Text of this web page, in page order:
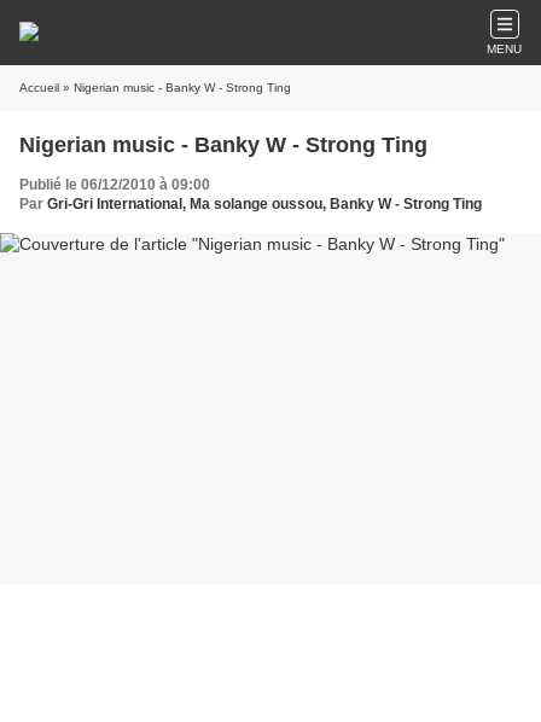
MENU
Accueil » Nigerian music - Banky W - Strong Ting
Nigerian music - Banky W - Strong Ting
Publié le 06/12/2010 à 09:00
Par Gri-Gri International, Ma solange oussou, Banky W - Strong Ting